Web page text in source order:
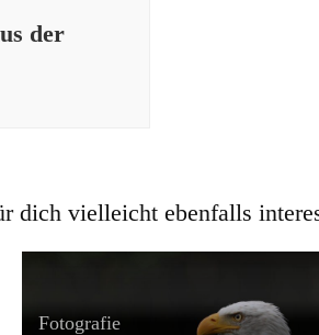
der
dich vielleicht ebenfalls
Fotografie